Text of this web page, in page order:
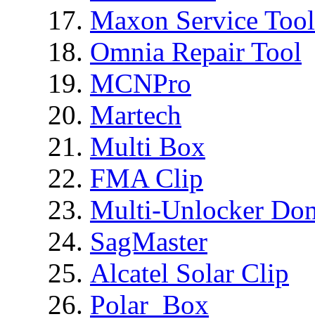
Maxon Service
Omnia Repair Tool
MCNPro
Martech
Multi Box
FMA Clip
Multi-Unlocker
SagMaster
Alcatel Solar Clip
Polar_Box